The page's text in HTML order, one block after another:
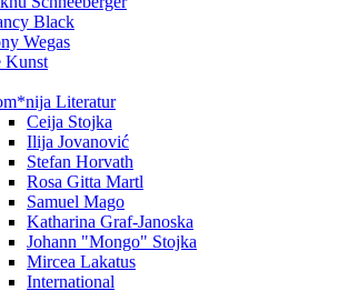
Black
Wegas
Kunst
Literatur
Ceija Stojka
Ilija Jovanović
Stefan Horvath
Rosa Gitta Martl
Samuel Mago
Katharina Graf-Janoska
Johann "Mongo" Stojka
Mircea Lakatus
International